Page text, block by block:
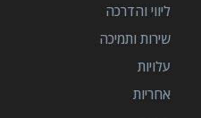
ליווי והדרכה
שירות ותמיכה
עלויות
אחריות